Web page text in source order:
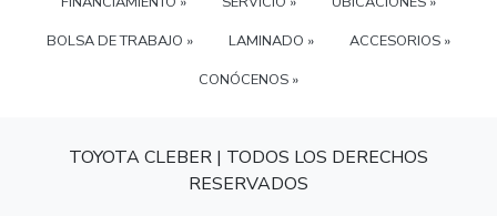
BOLSA DE TRABAJO »
LAMINADO »
ACCESORIOS »
CONÓCENOS »
TOYOTA CLEBER | TODOS LOS DERECHOS
RESERVADOS